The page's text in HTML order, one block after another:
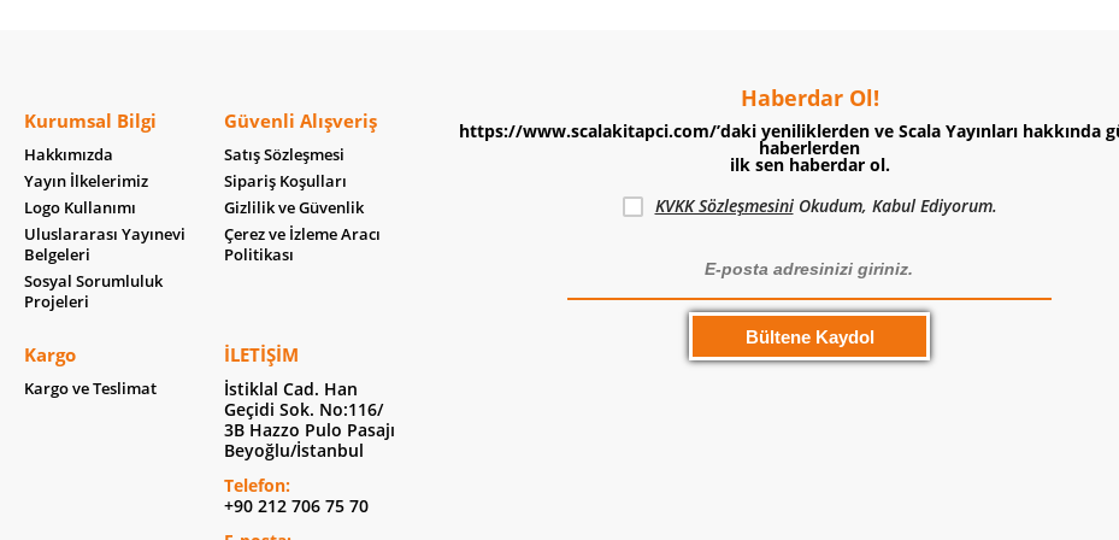
Kurumsal Bilgi
Hakkımızda
Yayın İlkelerimiz
Logo Kullanımı
Uluslararası Yayınevi
Belgeleri
Sosyal Sorumluluk
Projeleri
Güvenli Alışveriş
Satış Sözleşmesi
Sipariş Koşulları
Gizlilik ve Güvenlik
Çerez ve İzleme Aracı
Politikası
Kargo
Kargo ve Teslimat
İLETIŞIM
İstiklal Cad. Han
Geçidi Sok. No:116/
3B Hazzo Pulo Pasajı
Beyoğlu/İstanbul
Telefon:
+90 212 706 75 70
Haberdar Ol!
https://www.scalakitapci.com/’daki yeniliklerden ve Scala Yayınları hakkında
haberlerden
ilk sen haberdar ol.
KVKK SözleşmesiniOkudum, Kabul Ediyorum.